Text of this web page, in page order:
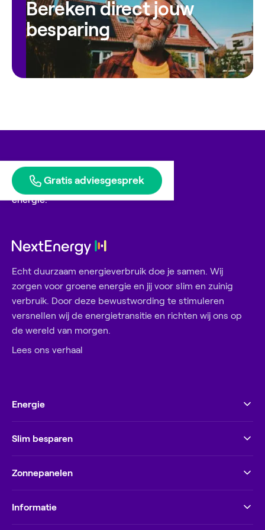
Bereken direct jouw
besparing
Gratis adviesgesprek
Blije klanten geven ons
energie.
Echt duurzaam energieverbruik doe je samen. Wij
zorgen voor groene energie en jij voor slim en zuinig
verbruik. Door deze bewustwording te stimuleren
versnellen wij de energietransitie en richten wij ons op
de wereld van morgen.
Lees ons verhaal
Energie
Slim besparen
Zonnepanelen
Informatie